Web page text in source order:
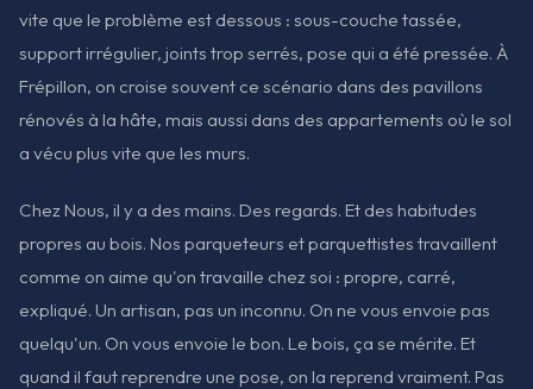
vite que le problème est dessous : sous-couche tassée,
support irrégulier, joints trop serrés, pose qui a été pressée. À
Frépillon, on croise souvent ce scénario dans des pavillons
rénovés à la hâte, mais aussi dans des appartements où le sol
a vécu plus vite que les murs.
Chez Nous, il y a des mains. Des regards. Et des habitudes
propres au bois. Nos parqueteurs et parquettistes travaillent
comme on aime qu'on travaille chez soi : propre, carré,
expliqué. Un artisan, pas un inconnu. On ne vous envoie pas
quelqu'un. On vous envoie le bon. Le bois, ça se mérite. Et
quand il faut reprendre une pose, on la reprend vraiment. Pas